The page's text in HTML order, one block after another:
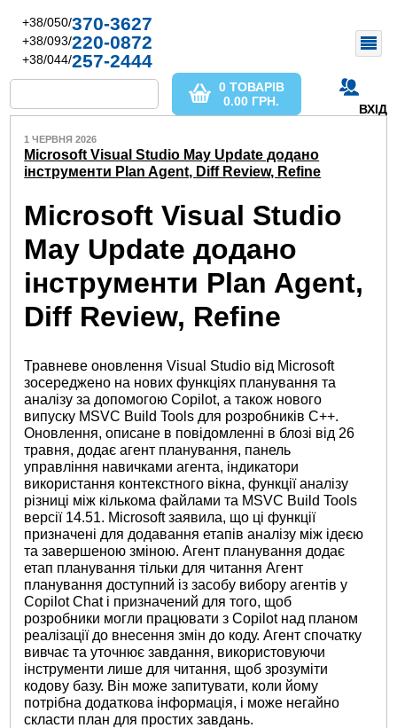
+38/050/370-3627
+38/093/220-0872
+38/044/257-2444
ВХІД
0 ТОВАРІВ
0.00 ГРН.
1 ЧЕРВНЯ 2026
Microsoft Visual Studio May Update додано
інструменти Plan Agent, Diff Review, Refine
Microsoft Visual Studio
May Update додано
інструменти Plan Agent,
Diff Review, Refine
Травневе оновлення Visual Studio від Microsoft
зосереджено на нових функціях планування та
аналізу за допомогою Copilot, а також нового
випуску MSVC Build Tools для розробників C++.
Оновлення, описане в повідомленні в блозі від 26
травня, додає агент планування, панель
управління навичками агента, індикатори
використання контекстного вікна, функції аналізу
різниці між кількома файлами та MSVC Build Tools
версії 14.51. Microsoft заявила, що ці функції
призначені для додавання етапів аналізу між ідеєю
та завершеною зміною. Агент планування додає
етап планування тільки для читання Агент
планування доступний із засобу вибору агентів у
Copilot Chat і призначений для того, щоб
розробники могли працювати з Copilot над планом
реалізації до внесення змін до коду. Агент спочатку
вивчає та уточнює завдання, використовуючи
інструменти лише для читання, щоб зрозуміти
кодову базу. Він може запитувати, коли йому
потрібна додаткова інформація, і може негайно
скласти план для простих завдань.